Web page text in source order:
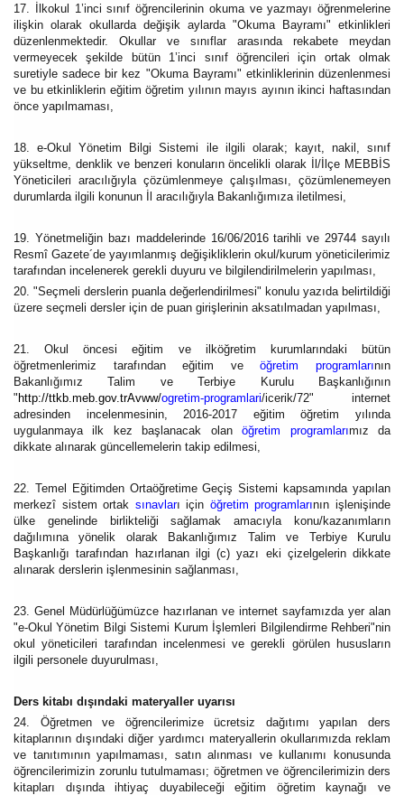
17. İlkokul 1’inci sınıf öğrencilerinin okuma ve yazmayı öğrenmelerine
ilişkin olarak okullarda değişik aylarda "Okuma Bayramı" etkinlikleri
düzenlenmektedir. Okullar ve sınıflar arasında rekabete meydan
vermeyecek şekilde bütün 1’inci sınıf öğrencileri için ortak olmak
suretiyle sadece bir kez "Okuma Bayramı" etkinliklerinin düzenlenmesi
ve bu etkinliklerin eğitim öğretim yılının mayıs ayının ikinci haftasından
önce yapılmaması,
18. e-Okul Yönetim Bilgi Sistemi ile ilgili olarak; kayıt, nakil, sınıf
yükseltme, denklik ve benzeri konuların öncelikli olarak İl/İlçe MEBBİS
Yöneticileri aracılığıyla çözümlenmeye çalışılması, çözümlenemeyen
durumlarda ilgili konunun İl aracılığıyla Bakanlığımıza iletilmesi,
19. Yönetmeliğin bazı maddelerinde 16/06/2016 tarihli ve 29744 sayılı
Resmî Gazete´de yayımlanmış değişikliklerin okul/kurum yöneticilerimiz
tarafından incelenerek gerekli duyuru ve bilgilendirilmelerin yapılması,
20. "Seçmeli derslerin puanla değerlendirilmesi" konulu yazıda belirtildiği
üzere seçmeli dersler için de puan girişlerinin aksatılmadan yapılması,
21. Okul öncesi eğitim ve ilköğretim kurumlarındaki bütün
öğretmenlerimiz tarafından eğitim veöğretim programlarının
Bakanlığımız Talim ve Terbiye Kurulu Başkanlığının
" http://ttkb.meb.gov.trAvww/ogretim-programlari/icerik/72" internet
adresinden incelenmesinin, 2016-2017 eğitim öğretim yılında
uygulanmaya ilk kez başlanacak olanöğretim programlarımız da
dikkate alınarak güncellemelerin takip edilmesi,
22. Temel Eğitimden Ortaöğretime Geçiş Sistemi kapsamında yapılan
merkezî sistem ortak sınavları için öğretim programlarının işlenişinde
ülke genelinde birlikteliği sağlamak amacıyla konu/kazanımların
dağılımına yönelik olarak Bakanlığımız Talim ve Terbiye Kurulu
Başkanlığı tarafından hazırlanan ilgi (c) yazı eki çizelgelerin dikkate
alınarak derslerin işlenmesinin sağlanması,
23. Genel Müdürlüğümüzce hazırlanan ve internet sayfamızda yer alan
"e-Okul Yönetim Bilgi Sistemi Kurum İşlemleri Bilgilendirme Rehberi"nin
okul yöneticileri tarafından incelenmesi ve gerekli görülen hususların
ilgili personele duyurulması,
Ders kitabı dışındaki materyaller uyarısı
24. Öğretmen ve öğrencilerimize ücretsiz dağıtımı yapılan ders
kitaplarının dışındaki diğer yardımcı materyallerin okullarımızda reklam
ve tanıtımının yapılmaması, satın alınması ve kullanımı konusunda
öğrencilerimizin zorunlu tutulmaması; öğretmen ve öğrencilerimizin ders
kitapları dışında ihtiyaç duyabileceği eğitim öğretim kaynağı ve